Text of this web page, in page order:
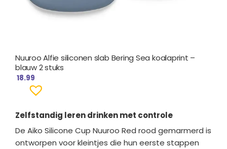
Nuuroo Alfie siliconen slab Bering Sea koalaprint –
blauw 2 stuks
18.99
Zelfstandig leren drinken met controle
De Aiko Silicone Cup Nuuroo Red rood gemarmerd is
ontworpen voor kleintjes die hun eerste stappen